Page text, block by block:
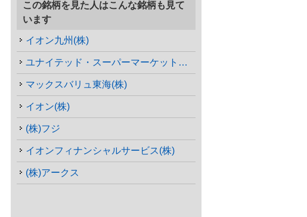
この銘柄を見た人はこんな銘柄も見て
います
イオン九州(株)
ユナイテッド・スーパーマーケット・ホールディングス(株)
マックスバリュ東海(株)
イオン(株)
(株)フジ
イオンフィナンシャルサービス(株)
(株)アークス